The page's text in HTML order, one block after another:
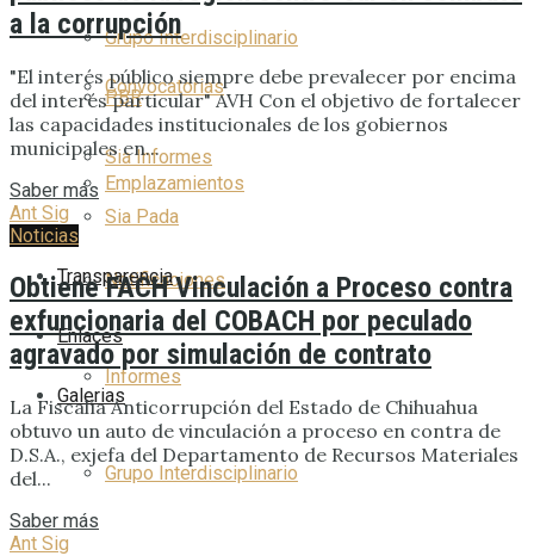
Convocatorias
Emplazamientos
Notificaciones
Informes
Grupo Interdisciplinario
Grupo Interdisciplinario
PBR
Sia Informes
Sia Pada
Transparencia
Enlaces
Galerias
a la corrupción
"El interés público siempre debe prevalecer por encima
del interés particular" AVH Con el objetivo de fortalecer
las capacidades institucionales de los gobiernos
municipales en...
Saber más
Ant Sig
Noticias
Obtiene FACH Vinculación a Proceso contra
exfuncionaria del COBACH por peculado
agravado por simulación de contrato
La Fiscalía Anticorrupción del Estado de Chihuahua
obtuvo un auto de vinculación a proceso en contra de
D.S.A., exjefa del Departamento de Recursos Materiales
del...
Saber más
Ant Sig